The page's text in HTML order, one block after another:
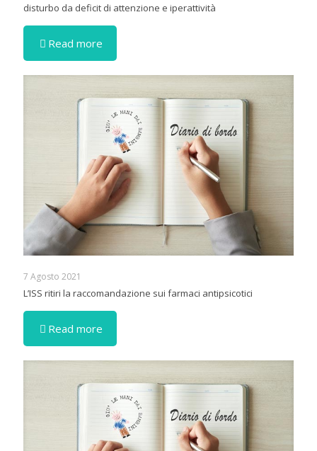
disturbo da deficit di attenzione e iperattività
Read more
7 Agosto 2021
L’ISS ritiri la raccomandazione sui farmaci antipsicotici
Read more